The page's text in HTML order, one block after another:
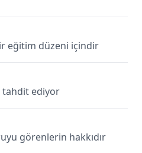
eğitim düzeni içindir
tahdit ediyor
görenlerin hakkıdır